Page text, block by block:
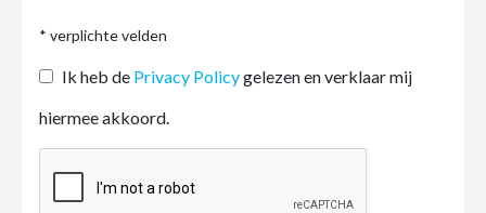
* verplichte velden
Ik heb de Privacy Policygelezen en verklaar mij
hiermee akkoord.